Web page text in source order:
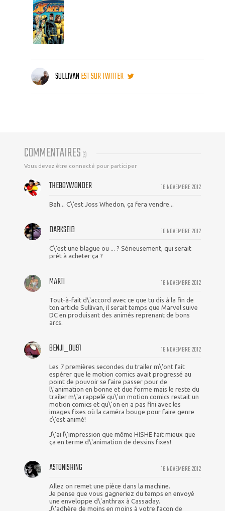
SULLIVANEST SUR TWITTER
COMMENTAIRES (8)
Vous devez être connecté pour participer
16 NOVEMBRE 2012
THEBOYWONDER
Bah... C\'est Joss Whedon, ça fera vendre...
16 NOVEMBRE 2012
DARKSEID
C\'est une blague ou ... ? Sérieusement, qui serait
prêt à acheter ça ?
16 NOVEMBRE 2012
MARTI
Tout-à-fait d\'accord avec ce que tu dis à la fin de
ton article Sullivan, il serait temps que Marvel suive
DC en produisant des animés reprenant de bons
arcs.
16 NOVEMBRE 2012
BENJI_DU91
Les 7 premières secondes du trailer m\'ont fait
espérer que le motion comics avait progressé au
point de pouvoir se faire passer pour de
l\'animation en bonne et due forme mais le reste du
trailer m\'a rappelé qu\'un motion comics restait un
motion comics et qu\'on en a pas fini avec les
images fixes où la caméra bouge pour faire genre
c\'est animé!
J\'ai l\'impression que même HISHE fait mieux que
ça en terme d\'animation de dessins fixes!
16 NOVEMBRE 2012
ASTONISHING
Allez on remet une pièce dans la machine.
Je pense que vous gagneriez du temps en envoyé
une enveloppe d\'anthrax à Cassaday.
J\'adhère de moins en moins à votre façon de